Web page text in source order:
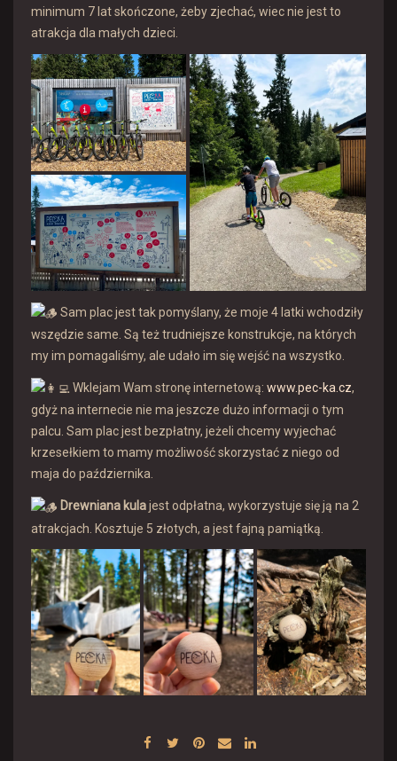
minimum 7 lat skończone, żeby zjechać, wiec nie jest to
atrakcja dla małych dzieci.
Sam plac jest tak pomyślany, że moje 4 latki wchodziły
wszędzie same. Są też trudniejsze konstrukcje, na których
my im pomagaliśmy, ale udało im się wejść na wszystko.
Wklejam Wam stronę internetową: www.pec-ka.cz,
gdyż na internecie nie ma jeszcze dużo informacji o tym
palcu. Sam plac jest bezpłatny, jeżeli chcemy wyjechać
krzesełkiem to mamy możliwość skorzystać z niego od
maja do października.
Drewniana kulajest odpłatna, wykorzystuje się ją na 2
atrakcjach. Kosztuje 5 złotych, a jest fajną pamiątką.